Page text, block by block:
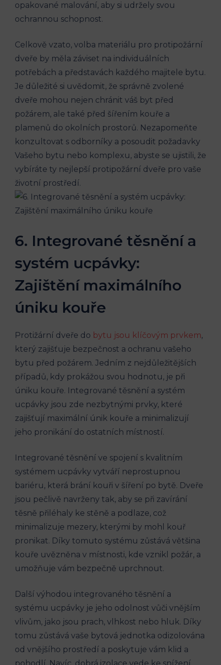
opakované malování, aby si udržely svou
ochrannou schopnost.
Celkově vzato, volba materiálu pro protipožární
dveře by měla záviset na individuálních
potřebách a představách každého majitele bytu.
Je důležité si uvědomit, že správně zvolené
dveře mohou nejen chránit váš byt před
požárem, ale také před šířením kouře a
plamenů do okolních prostorů. Nezapomeňte
konzultovat s odborníky a posoudit požadavky
Vašeho bytu nebo komplexu, abyste se ujistili, že
vybíráte ty nejlepší protipožární dveře pro vaše
životní prostředí.
6. Integrované těsnění a
systém ucpávky:
Zajištění maximálního
úniku kouře
Protižární dveře do bytu jsou klíčovým prvkem,
který zajišťuje bezpečnost a ochranu vašeho
bytu před požárem. Jedním z nejdůležitějších
případů, kdy prokážou svou hodnotu, je při
úniku kouře. Integrované těsnění a systém
ucpávky jsou zde nezbytnými prvky, které
zajišťují maximální únik kouře a minimalizují
jeho pronikání do ostatních místností.
Integrované těsnění ve spojení s kvalitním
systémem ucpávky vytváří neprostupnou
bariéru, která brání kouři v šíření po bytě. Dveře
jsou pečlivě navrženy tak, aby se při zavírání
těsně přiléhaly ke stěně a podlaze, což
minimalizuje mezery, kterými by mohl kouř
pronikat. Díky tomuto systému zůstává většina
kouře uvězněna v místnosti, kde vznikl požár, a
umožňuje vám bezpečně uprchnout.
Další výhodou integrovaného těsnění a
systému ucpávky je jeho odolnost vůči vnějším
vlivům, jako jsou prach, vlhkost nebo hluk. Díky
tomu zůstává vaše bytová jednotka odizolována
od vnějšího prostředí a poskytuje vám klid a